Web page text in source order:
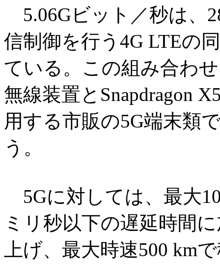
5.06Gビット／秒は、
信制御を行う4G LTEの
ている。この組み合わ
無線装置とSnapdragon
用する市販の5G端末類
う。
5Gに対しては、最大
ミリ秒以下の遅延時間
上げ、最大時速500 km